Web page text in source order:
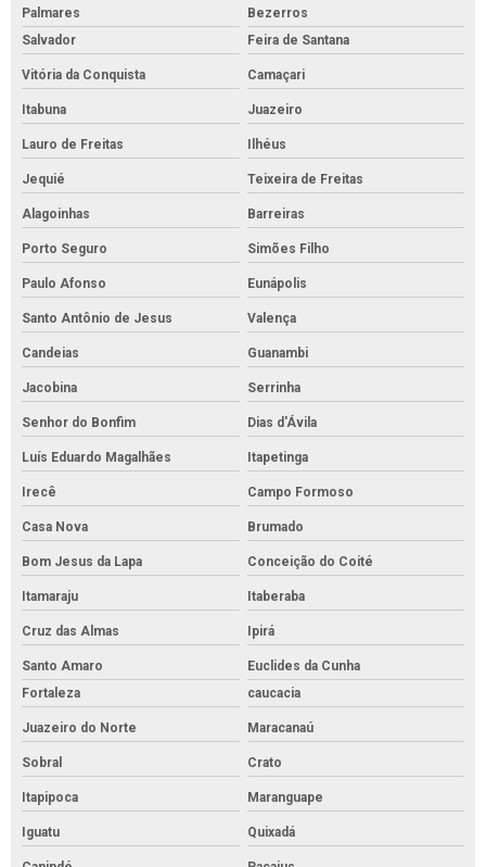
Palmares
Bezerros
Salvador
Feira de Santana
Vitória da Conquista Camaçari
Itabuna Juazeiro
Lauro de Freitas Ilhéus
Jequié Teixeira de Freitas
Alagoinhas Barreiras
Porto Seguro Simões Filho
Paulo Afonso Eunápolis
Santo Antônio de Jesus Valença
Candeias Guanambi
Jacobina Serrinha
Senhor do Bonfim Dias d'Ávila
Luís Eduardo Magalhães Itapetinga
Irecê Campo Formoso
Casa Nova Brumado
Bom Jesus da Lapa Conceição do Coité
Itamaraju Itaberaba
Cruz das Almas Ipirá
Santo Amaro
Euclides da Cunha
Fortaleza
caucacia
Juazeiro do Norte Maracanaú
Sobral Crato
Itapipoca Maranguape
Iguatu Quixadá